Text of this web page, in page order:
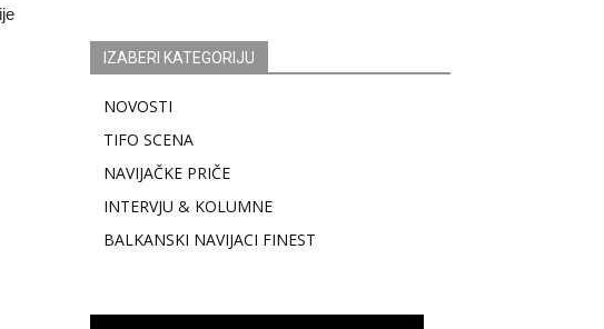
IZABERI KATEGORIJU
NOVOSTI
TIFO SCENA
NAVIJAČKE PRIČE
INTERVJU & KOLUMNE
BALKANSKI NAVIJACI FINEST